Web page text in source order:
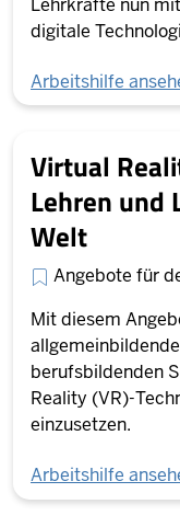
Lehrkräfte nun
digitale
Arbeitshilfe
Virtual
Lehren und
Welt
Angebote für
Mit diesem
berufsbildenden
Reality (VR)-
einzusetzen.
Arbeitshilfe